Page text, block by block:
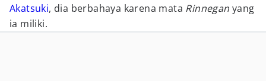
Akatsuki, dia berbahaya karena mata Rinneganyang
ia miliki.